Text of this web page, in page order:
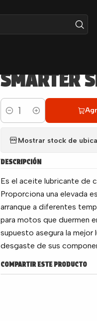
SMARTER
Cantidad
Mostrar stock de
DESCRIPCIÓN
Es el aceite lubricante de
Proporciona una elevada
arranque a diferentes
para motos que duermen
supuesto asegura la
desgaste de sus
COMPARTIR ESTE PRODUCTO